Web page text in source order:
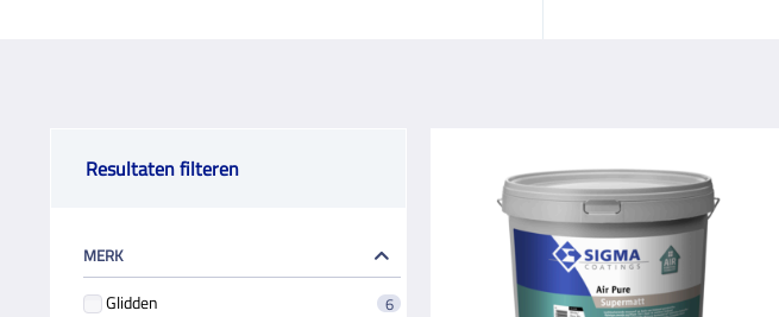
Resultaten filteren
MERK
Glidden 6